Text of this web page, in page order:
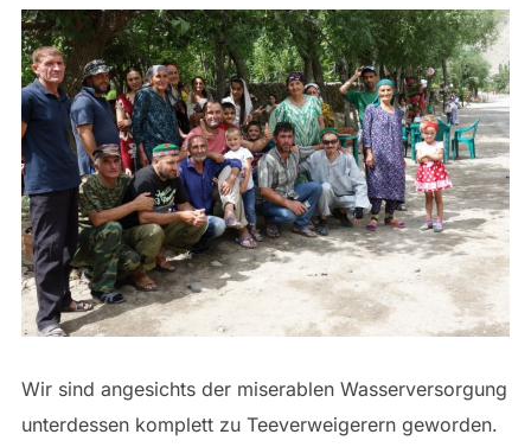
Wir sind angesichts der miserablen Wasserversorgung
unterdessen komplett zu Teeverweigerern geworden.